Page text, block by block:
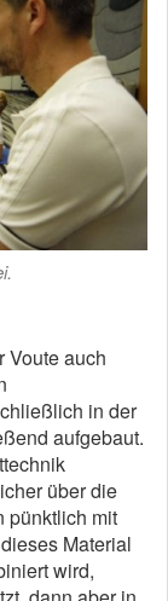
Voute auch
in der
aufgebaut.
über die
pünktlich mit
Material
wird,